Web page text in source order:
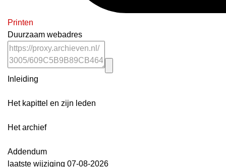
Printen
Duurzaam webadres
Inleiding
Het kapittel en zijn leden
Het archief
Addendum
laatste wijziging 07-08-2026